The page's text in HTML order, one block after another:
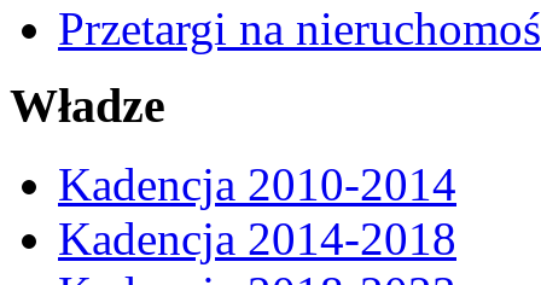
Przetargi na
Władze
Kadencja 2010-2014
Kadencja 2014-2018